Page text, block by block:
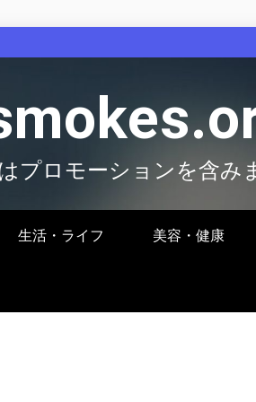
プロモーションを含み
生活・ライフ 美容・健康